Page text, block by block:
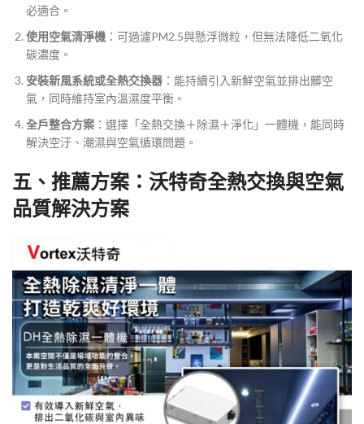
必適合。
使用空氣清淨機 ：可過濾PM2.5與懸浮微粒，但無法降低二氧化
碳濃度。
安裝新風系統或全熱交換器 ：能持續引入新鮮空氣並排出髒空
氣，同時維持室內溫濕度平衡。
全戶整合方案 ：選擇「全熱交換＋除濕＋淨化」一體機，能同時
解決空汙、潮濕與空氣循環問題。
五、推薦方案：沃特奇全熱交換與空氣
品質解決方案